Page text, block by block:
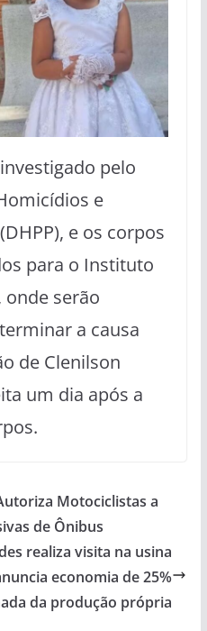
pelo
e
e os corpos
para o Instituto
onde serão
a causa
de Clenilson
um dia após a
Motociclistas a
de Ônibus
realiza visita na usina
economia de 25%
da produção própria